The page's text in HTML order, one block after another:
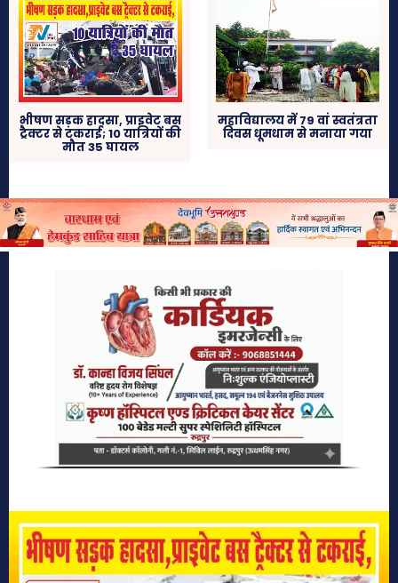
भीषण सड़क हादसा, प्राइवेट बस
ट्रैक्टर से टकराई; 10 यात्रियों की
मौत 35 घायल
महाविद्यालय में 79 वां स्वतंत्रता
दिवस धूमधाम से मनाया गया